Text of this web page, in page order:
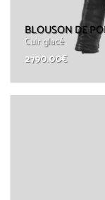
BLOUSON DE
Cuir glacé
2790.00€